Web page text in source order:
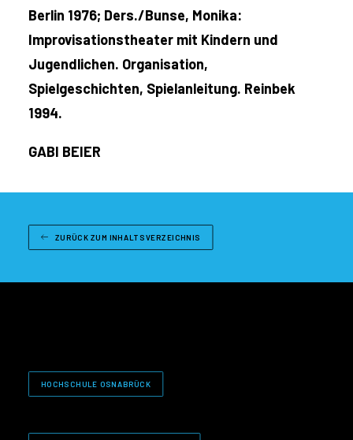
Berlin 1976; Ders./Bunse, Monika:
Improvisationstheater mit Kindern und
Jugendlichen. Organisation,
Spielgeschichten, Spielanleitung. Reinbek
1994.
GABI BEIER
ZURÜCK ZUM INHALTSVERZEICHNIS
HOCHSCHULE OSNABRÜCK